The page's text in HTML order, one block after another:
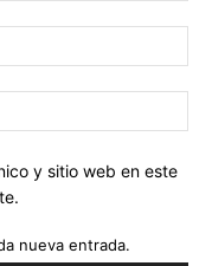
y sitio web en este
nueva entrada.